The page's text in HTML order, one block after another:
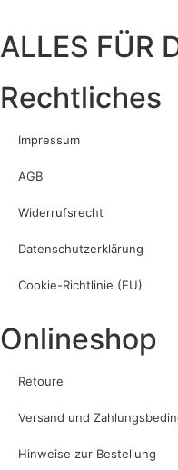
ALLES FÜR
Rechtliches
Impressum
AGB
Widerrufsrecht
Datenschutzerklärung
Cookie-Richtlinie (EU)
Onlineshop
Retoure
Versand und
Hinweise zur Bestellung